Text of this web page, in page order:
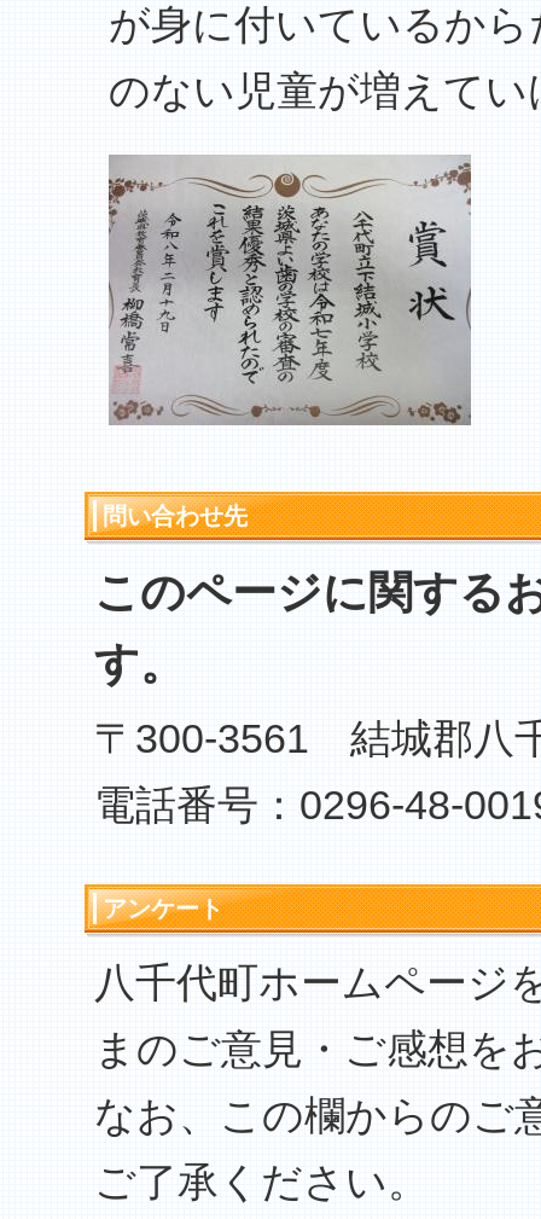
が身に付いているか
のない児童が増えて
問い合わせ先
このページに関する
す。
〒300-3561 結城郡八
電話番号：0296-48-
アンケート
八千代町ホームページ
まのご意見・ご感想を
なお、この欄からのご
ご了承ください。